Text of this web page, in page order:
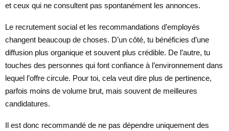
et ceux qui ne consultent pas spontanément les annonces.
Le recrutement social et les recommandations d’employés
changent beaucoup de choses. D’un côté, tu bénéficies d’une
diffusion plus organique et souvent plus crédible. De l’autre, tu
touches des personnes qui font confiance à l’environnement dans
lequel l’offre circule. Pour toi, cela veut dire plus de pertinence,
parfois moins de volume brut, mais souvent de meilleures
candidatures.
Il est donc recommandé de ne pas dépendre uniquement des